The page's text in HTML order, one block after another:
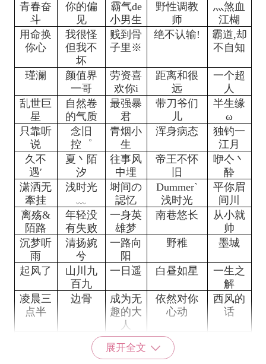
青春奋
斗
你的偏
见
霸气de
小男生
野性调教
师
灬煞血
江楜
用命换
你心
我很怪
但我不
坏
贱到骨
子里※
绝不认输!
霸道,却
不自知
瑾澜
颜值界
一哥
劳资喜
欢你i
距离和很
远
一个超
人
乱世巨
星
自然卷
的气质
最强暴
君
带刀爷们
儿
半生缘
ω
只靠听
说
念旧
控゜
青烟小
生
浑身病态
独钓一
江月
久不
遇′
夏丶陌
汐
往事风
中埋
帝王不怀
旧
咿亽丶
酔
潇洒无
牽挂
浅时光
﹏
埘间の
誋忆
Dummer`
浅时光
平你眉
间川
离殇&
陌路
年轻没
有失败
一身英
雄梦
南巷悠长
从小就
帅
沉梦听
雨
清扬婉
兮
一路向
阳
野稚 墨城
起风了
山川九
百九
一日遥 白昼如星
一生之
解
凌晨三
点半
边骨
成为无
趣的大
人
依然对你
心动
西风的
话
孤魂 桐婧
抖音名字大全男成熟
展开全文